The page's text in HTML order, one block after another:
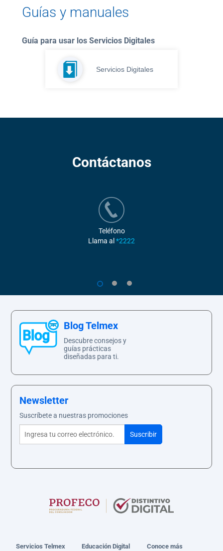
Paga
Recibo
Guías y manuales
Guía para usar los Servicios Digitales
Servicios Digitales
Contáctanos
Teléfono
Llama al *2222
1
Blog Telmex
Descubre consejos y
guías prácticas
diseñadas para ti.
Newsletter
Suscríbete a nuestras promociones
Servicios Telmex
Educación Digital
Conoce más